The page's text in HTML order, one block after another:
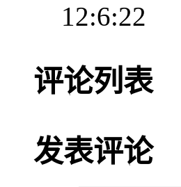
12:6:22
评论列表
发表评论